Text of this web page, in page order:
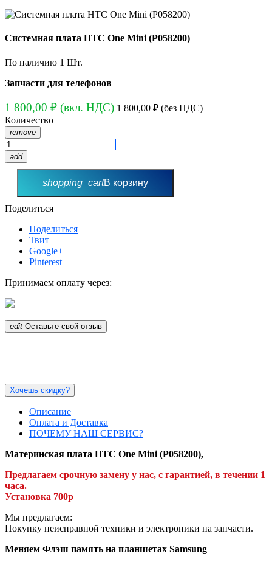
Системная плата HTC One Mini (P058200)
По наличию 1 Шт.
Запчасти для телефонов
1 800,00 ₽ (вкл. НДС) 1 800,00 ₽ (без НДС)
Количество
remove
add
shopping_cartВ корзину
Поделиться
Поделиться
Твит
Google+
Pinterest
Принимаем оплату через:
edit Оставьте свой отзыв
Хочешь скидку?
Описание
Оплата и Доставка
ПОЧЕМУ НАШ СЕРВИС?
Материнская плата HTC One Mini (P058200),
Предлагаем срочную замену у нас, с гарантией, в течении 1
часа.
Установка 700р
Мы предлагаем:
Покупку неисправной техники и электроники на запчасти.
Меняем Флэш память на планшетах Samsung